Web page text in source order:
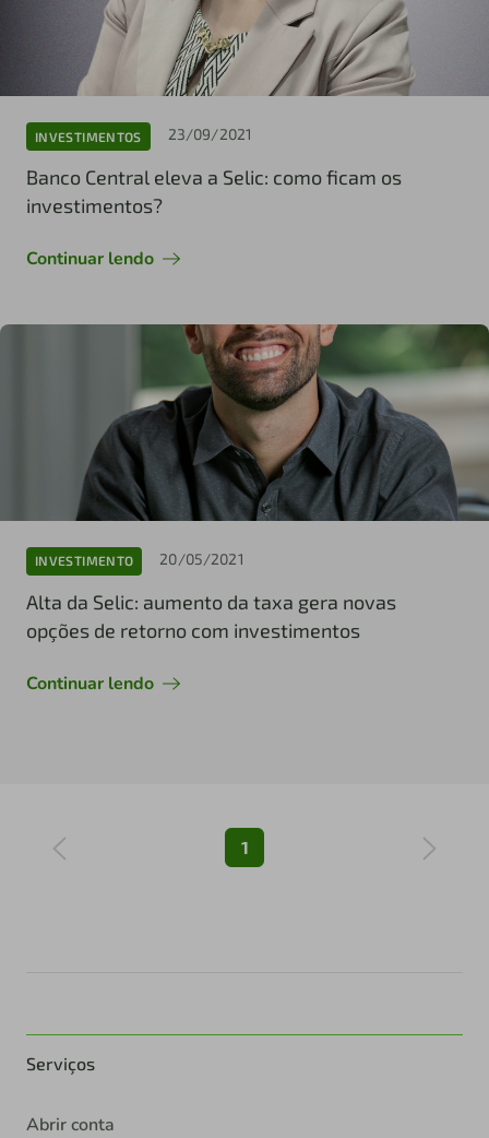
INVESTIMENTOS 23/09/2021
Banco Central eleva a Selic: como ficam os
investimentos?
Continuar lendo
INVESTIMENTO 20/05/2021
Alta da Selic: aumento da taxa gera novas
opções de retorno com investimentos
Continuar lendo
1
Serviços
Abrir conta